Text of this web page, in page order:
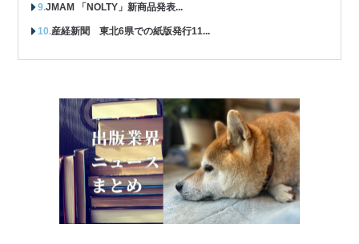
JMAM 「NOLTY」新商品発表...
産経新聞 東北6県での紙版発行11...